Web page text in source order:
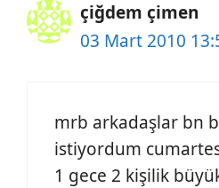
çiğdem çimen
03 Mart 2010
mrb arkadaşlar bn
istiyordum
1 gece 2 kişilik